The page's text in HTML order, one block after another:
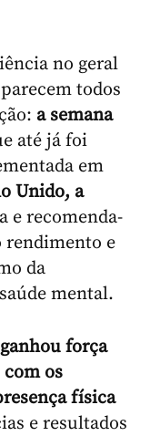
no geral
todos
a semana
até já foi
em
Unido, a
e recomenda-
rendimento e
da
mental.
força
com os
física
e resultados